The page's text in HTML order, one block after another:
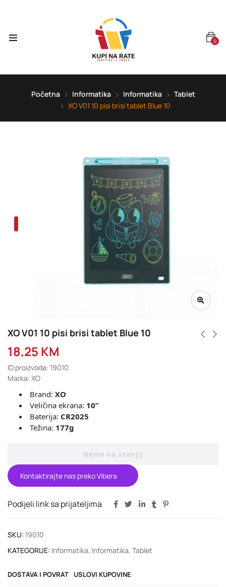
0
Početna Informatika Informatika
Tablet
XO V01 10 pisi brisi tablet Blue 10
XO V01 10 pisi brisi tablet Blue 10
18,25 KM
ID proizvoda: 19010
Marka: XO
Brand: XO
Veličina ekrana: 10”
Baterija: CR2025
Težina: 177g
Nema na stanju
Kontaktirajte nas preko Vibera
Podijeli link sa prijateljima
SKU: 19010
KATEGORIJE: Informatika, Informatika, Tablet
DOSTAVA I POVRAT USLOVI KUPOVINE